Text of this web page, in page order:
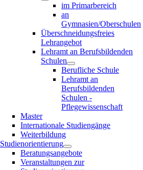
im Primarbereich
an
Gymnasien/Oberschulen
Überschneidungsfreies
Lehrangebot
Lehramt an Berufsbildenden
Schulen
Berufliche Schule
Lehramt an
Berufsbildenden
Schulen -
Pflegewissenschaft
Master
Internationale Studiengänge
Weiterbildung
Studienorientierung
Beratungsangebote
Veranstaltungen zur